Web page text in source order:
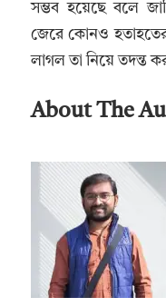
সম্ভব হয়েছে বলে
জেরে কোনও
লাগল তা নিয়ে তদন্ত
About The